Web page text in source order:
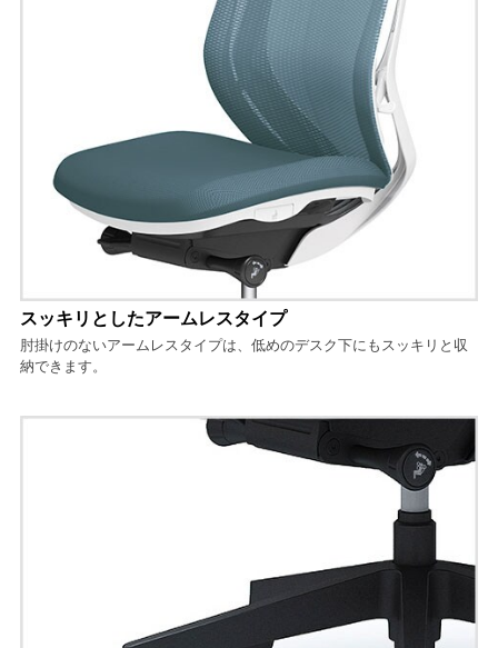
スッキリとしたアームレスタイプ
肘掛けのないアームレスタイプは、低めのデスク下にもスッキリと収
納できます。